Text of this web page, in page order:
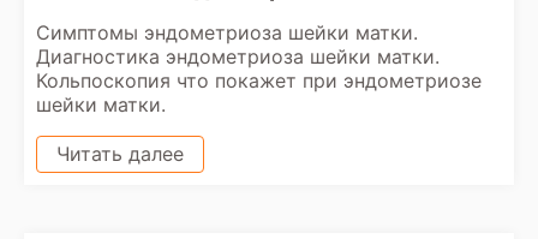
Симптомы эндометриоза шейки матки.
Диагностика эндометриоза шейки матки.
Кольпоскопия что покажет при эндометриозе
шейки матки.
Читать далее